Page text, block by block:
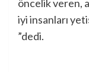
öncelik veren,
iyi insanları
”dedi.